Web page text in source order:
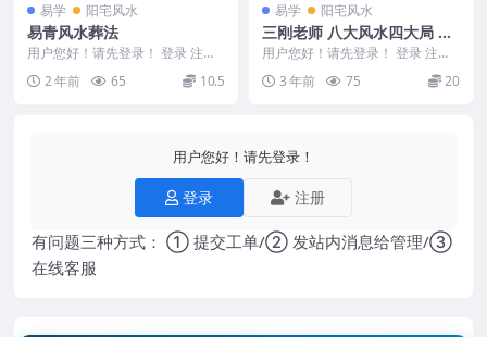
易学 阳宅风水
易青风水葬法
用户您好！请先登录！ 登录 注册
2 年前 65 10.5
易学 阳宅风水
三刚老师 八大风水四大局 PD
F三文件
用户您好！请先登录！ 登录 注册
三刚老师 八大风水四大局 Y2309-
31 &...
3 年前 75 20
用户您好！请先登录！
登录 注册
有问题三种方式： ① 提交工单/② 发站内消息给管理/③
在线客服